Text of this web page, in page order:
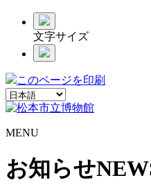
文字サイズ
このページを印刷
MENU
お知らせ